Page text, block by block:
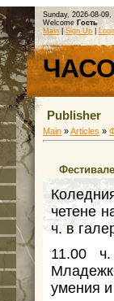
Sunday, 2026-08-09,
Welcome Гость
Main
Sign Up
Publisher
Main »Articles »
четене
ч. в
11.00
умения